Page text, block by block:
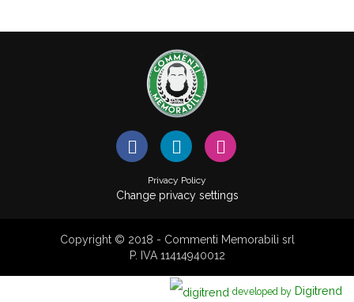
Privacy Policy
Change privacy settings
Copyright © 2018 - Commenti Memorabili srl
P. IVA 11414940012
developed by Digitrend